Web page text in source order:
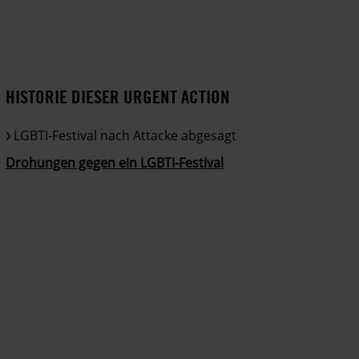
HISTORIE DIESER URGENT ACTION
LGBTI-Festival nach Attacke abgesagt
Drohungen gegen ein LGBTI-Festival